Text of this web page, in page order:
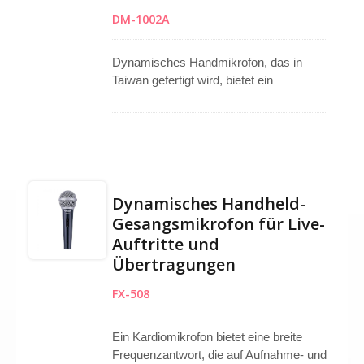
DM-1002A
Dynamisches Handmikrofon, das in
Taiwan gefertigt wird, bietet ein
und sorgt für klaren und präzisen Klang
Leistung in Live- oder Studio-
Umgebungen. Geeignet für Theater,
Nachtclubs, Podcasting, Schulen,
Kirchen und öffentliche Ansprachen.
Jede Einheit enthält ein 5-Meter-XLR-
Kabel und ist in einer schützenden
weißen Box mit einer Papiertasche für
einfache Lagerung und Transport
verpackt.
Dynamisches Handheld-
Gesangsmikrofon für Live-
Auftritte und
Übertragungen
FX-508
Ein Kardiomikrofon bietet eine breite
Frequenzantwort, die auf Aufnahme- und